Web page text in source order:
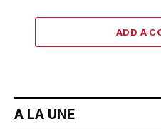
ADD A
A LA UNE